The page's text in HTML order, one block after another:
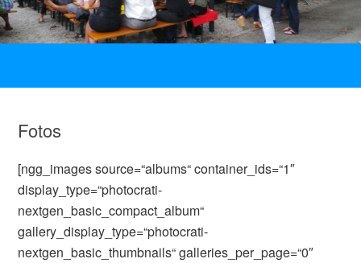
Fotos
[ngg_images source=“albums“ container_ids=“1″
display_type=“photocrati-
nextgen_basic_compact_album“
gallery_display_type=“photocrati-
nextgen_basic_thumbnails“ galleries_per_page=“0″